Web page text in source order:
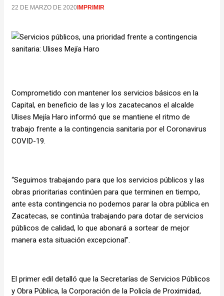
22 DE MARZO DE 2020IMPRIMIR
Comprometido con mantener los servicios básicos en la
Capital, en beneficio de las y los zacatecanos el alcalde
Ulises Mejía Haro informó que se mantiene el ritmo de
trabajo frente a la contingencia sanitaria por el Coronavirus
COVID-19.
“Seguimos trabajando para que los servicios públicos y las
obras prioritarias continúen para que terminen en tiempo,
ante esta contingencia no podemos parar la obra pública en
Zacatecas, se continúa trabajando para dotar de servicios
públicos de calidad, lo que abonará a sortear de mejor
manera esta situación excepcional”.
El primer edil detalló que la Secretarías de Servicios Públicos
y Obra Pública, la Corporación de la Policía de Proximidad,